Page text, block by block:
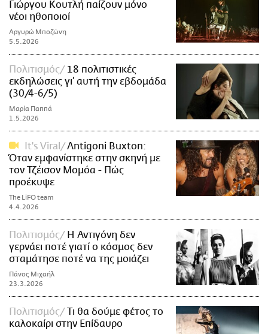
Γιώργου Κουτλή παίζουν μόνο
νέοι ηθοποιοί
Αργυρώ Μποζώνη
5.5.2026
Πολιτισμός
18 πολιτιστικές
εκδηλώσεις γι’ αυτή την εβδομάδα
(30/4-6/5)
Μαρία Παππά
1.5.2026
It's Viral
Antigoni Buxton:
Όταν εμφανίστηκε στην σκηνή με
τον Τζέισον Μομόα - Πώς
προέκυψε
The LiFO team
4.4.2026
Πολιτισμός
Η Αντιγόνη δεν
γερνάει ποτέ γιατί ο κόσμος δεν
σταμάτησε ποτέ να της μοιάζει
Πάνος Μιχαήλ
23.3.2026
Πολιτισμός
Τι θα δούμε φέτος το
καλοκαίρι στην Επίδαυρο